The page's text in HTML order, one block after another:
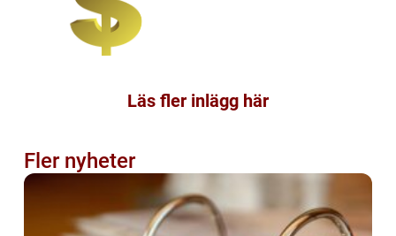
Läs fler inlägg här
Fler nyheter